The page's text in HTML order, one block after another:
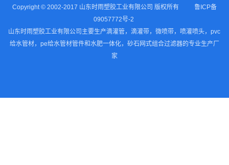
Copyright © 2002-2017 山东时雨塑胶工业有限公司 版权所有
鲁ICP备
09057772号-2
山东时雨塑胶工业有限公司主要生产滴灌管，滴灌带，微喷带，喷灌喷头，pvc
给水管材，pe给水管材管件和水肥一体化，砂石网式组合过滤器的专业生产厂
家